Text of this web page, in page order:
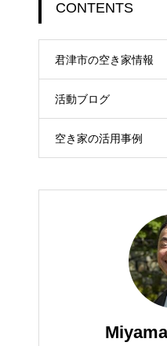
CONTENTS
君津市の空き家情報
活動ブログ
空き家の活用事例